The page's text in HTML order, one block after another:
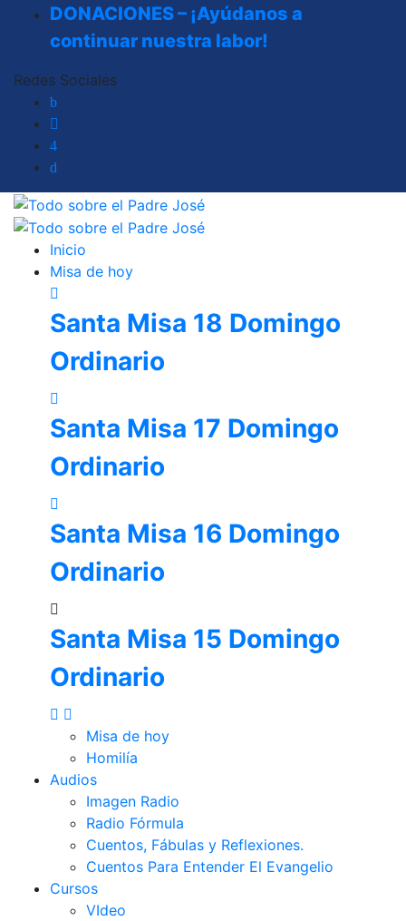
DONACIONES – ¡Ayúdanos a
continuar nuestra labor!
Redes Sociales
Inicio
Misa de hoy
Santa Misa 18 Domingo
Ordinario
Santa Misa 17 Domingo
Ordinario
Santa Misa 16 Domingo
Ordinario
Santa Misa 15 Domingo
Ordinario
Misa de hoy
Homilía
Audios
Imagen Radio
Radio Fórmula
Cuentos, Fábulas y Reflexiones.
Cuentos Para Entender El Evangelio
Cursos
VIdeo